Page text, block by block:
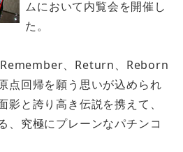
ムにおいて内覧会を開催し
た。
Remember、Return、Reborn
点回帰を願う思いが込められ
影と誇り高き伝説を携えて、
、究極にプレーンなパチンコ